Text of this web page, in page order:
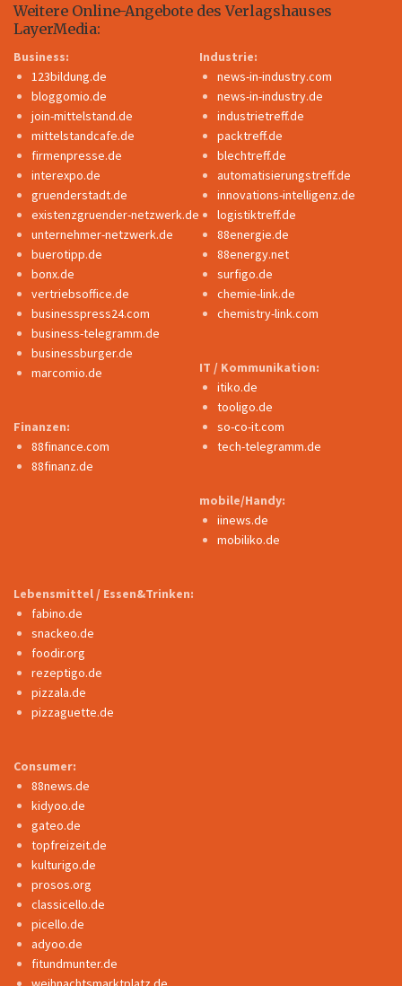
Weitere Online-Angebote des Verlagshauses
LayerMedia:
Business:
123bildung.de
bloggomio.de
join-mittelstand.de
mittelstandcafe.de
firmenpresse.de
interexpo.de
gruenderstadt.de
existenzgruender-netzwerk.de
unternehmer-netzwerk.de
buerotipp.de
bonx.de
vertriebsoffice.de
businesspress24.com
business-telegramm.de
businessburger.de
marcomio.de
Finanzen:
88finance.com
88finanz.de
Industrie:
news-in-industry.com
news-in-industry.de
industrietreff.de
packtreff.de
blechtreff.de
automatisierungstreff.de
innovations-intelligenz.de
logistiktreff.de
88energie.de
88energy.net
surfigo.de
chemie-link.de
chemistry-link.com
IT / Kommunikation:
itiko.de
tooligo.de
so-co-it.com
tech-telegramm.de
mobile/Handy:
iinews.de
mobiliko.de
Lebensmittel / Essen&Trinken:
fabino.de
snackeo.de
foodir.org
rezeptigo.de
pizzala.de
pizzaguette.de
Consumer:
88news.de
kidyoo.de
gateo.de
topfreizeit.de
kulturigo.de
prosos.org
classicello.de
picello.de
adyoo.de
fitundmunter.de